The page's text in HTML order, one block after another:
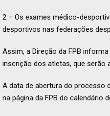
2 – Os exames médico-
desportivos nas federações
Assim, a Direção da FPB
inscrição dos atletas, que serão
A data de abertura do processo
na página da FPB do calendário